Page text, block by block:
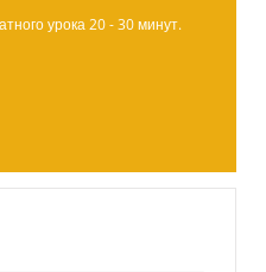
урока 20 - 30 минут.